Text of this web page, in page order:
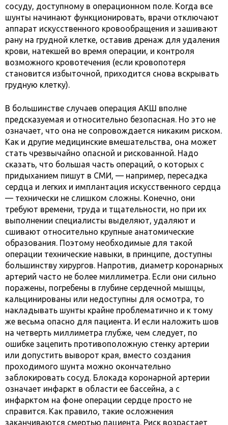
сосуду, доступному в операционном поле. Когда все
шунты начинают функционировать, врачи отключают
аппарат искусственного кровообращения и зашивают
рану на грудной клетке, оставив дренаж для удаления
крови, натекшей во время операции, и контроля
возможного кровотечения (если кровопотеря
становится избыточной, приходится снова вскрывать
грудную клетку).
В большинстве случаев операция АКШ вполне
предсказуемая и относительно безопасная. Но это не
означает, что она не сопровождается никаким риском.
Как и другие медицинские вмешательства, она может
стать чрезвычайно опасной и рискованной. Надо
сказать, что большая часть операций, о которых с
придыханием пишут в СМИ, — например, пересадка
сердца и легких и имплантация искусственного сердца
— технически не слишком сложны. Конечно, они
требуют времени, труда и тщательности, но при их
выполнении специалисты выделяют, удаляют и
сшивают относительно крупные анатомические
образования. Поэтому необходимые для такой
операции технические навыки, в принципе, доступны
большинству хирургов. Напротив, диаметр коронарных
артерий часто не более миллиметра. Если они сильно
поражены, погребены в глубине сердечной мышцы,
кальцинированы или недоступны для осмотра, то
накладывать шунты крайне проблематично и к тому
же весьма опасно для пациента. И если наложить шов
на четверть миллиметра глубже, чем следует, по
ошибке зацепить противоположную стенку артерии
или допустить выворот края, вместо создания
проходимого шунта можно окончательно
заблокировать сосуд. Блокада коронарной артерии
означает инфаркт в области ее бассейна, а с
инфарктом на фоне операции сердце просто не
справится. Как правило, такие осложнения
заканчиваются смертью пациента. Риск возрастает